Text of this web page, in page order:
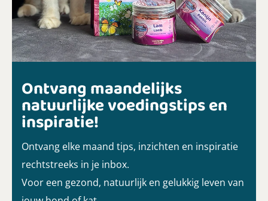
Ontvang maandelijks
natuurlijke voedingstips en
inspiratie!
Ontvang elke maand tips, inzichten en inspiratie
rechtstreeks in je inbox.
Voor een gezond, natuurlijk en gelukkig leven van